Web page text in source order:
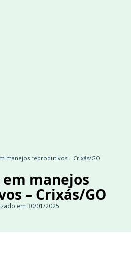
manejos reprodutivos – Crixás/GO
em manejos
– Crixás/GO
em 30/01/2025